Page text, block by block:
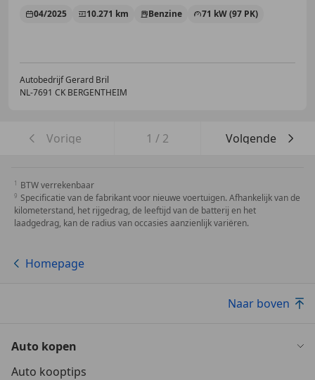
04/2025 10.271 km Benzine 71 kW (97 PK)
Autobedrijf Gerard Bril
NL-7691 CK BERGENTHEIM
Vorige 1 / 2 Volgende
BTW verrekenbaar
Specificatie van de fabrikant voor nieuwe voertuigen. Afhankelijk van de
kilometerstand, het rijgedrag, de leeftijd van de batterij en het
laadgedrag, kan de radius van occasies aanzienlijk variëren.
Homepage
Naar boven
Auto kopen
Auto kooptips